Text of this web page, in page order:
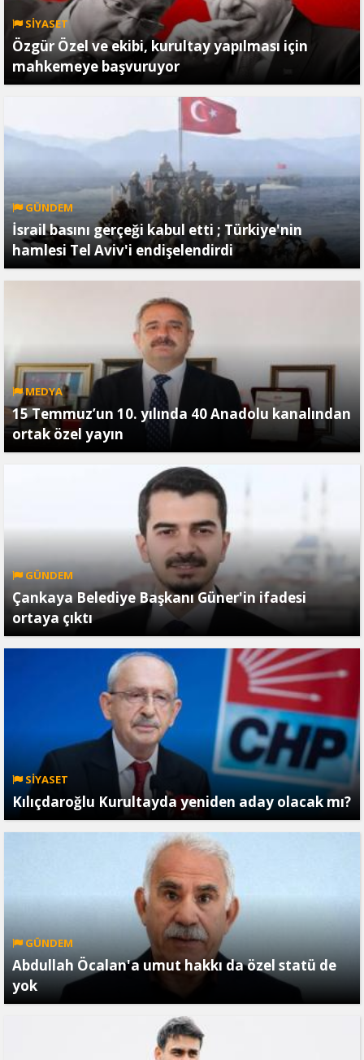
SİYASET
Özgür Özel ve ekibi, kurultay yapılması için
mahkemeye başvuruyor
GÜNDEM
İsrail basını gerçeği kabul etti ; Türkiye'nin
hamlesi Tel Aviv'i endişelendirdi
MEDYA
15 Temmuz’un 10. yılında 40 Anadolu kanalından
ortak özel yayın
GÜNDEM
Çankaya Belediye Başkanı Güner'in ifadesi
ortaya çıktı
SİYASET
Kılıçdaroğlu Kurultayda yeniden aday olacak mı?
GÜNDEM
Abdullah Öcalan'a umut hakkı da özel statü de
yok